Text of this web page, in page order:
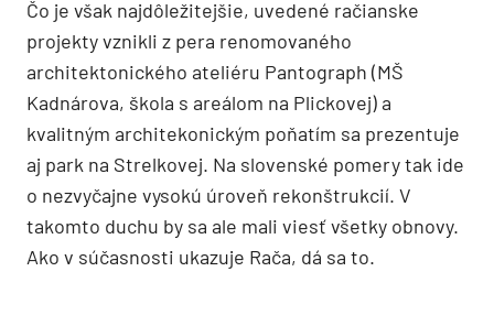
Čo je však najdôležitejšie, uvedené račianske
projekty vznikli z pera renomovaného
architektonického ateliéru Pantograph (MŠ
Kadnárova, škola s areálom na Plickovej) a
kvalitným architekonickým poňatím sa prezentuje
aj park na Strelkovej. Na slovenské pomery tak ide
o nezvyčajne vysokú úroveň rekonštrukcií. V
takomto duchu by sa ale mali viesť všetky obnovy.
Ako v súčasnosti ukazuje Rača, dá sa to.